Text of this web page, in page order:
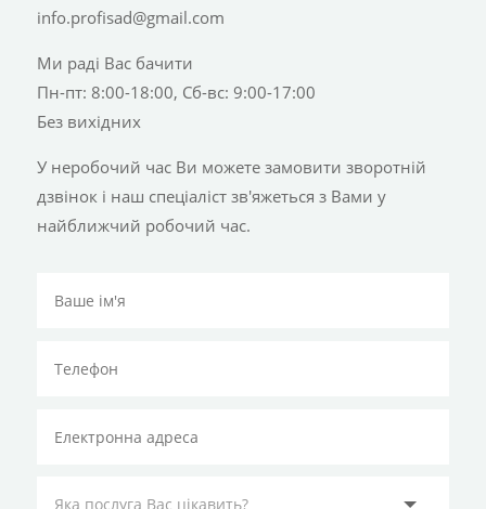
info.profisad@gmail.com
Ми раді Вас бачити
Пн-пт: 8:00-18:00, Сб-вс: 9:00-17:00
Без вихідних
У неробочий час Ви можете замовити зворотній
дзвінок і наш спеціаліст зв'яжеться з Вами у
найближчий робочий час.